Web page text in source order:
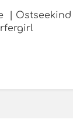
| Ostseekind |